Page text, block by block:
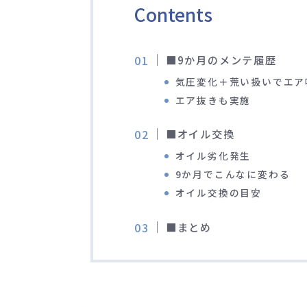
Contents
■9か月のメンテ履歴
気圧変化＋荒い扱いでエア
エア抜きも実施
■オイル交換
オイル劣化発生
9か月でこんなに変わる
オイル交換の目安
■まとめ